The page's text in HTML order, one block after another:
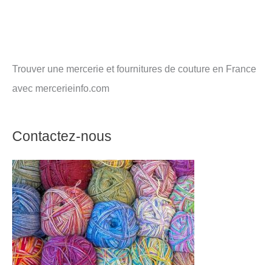
Trouver une mercerie et fournitures de couture en France
avec mercerieinfo.com
Contactez-nous